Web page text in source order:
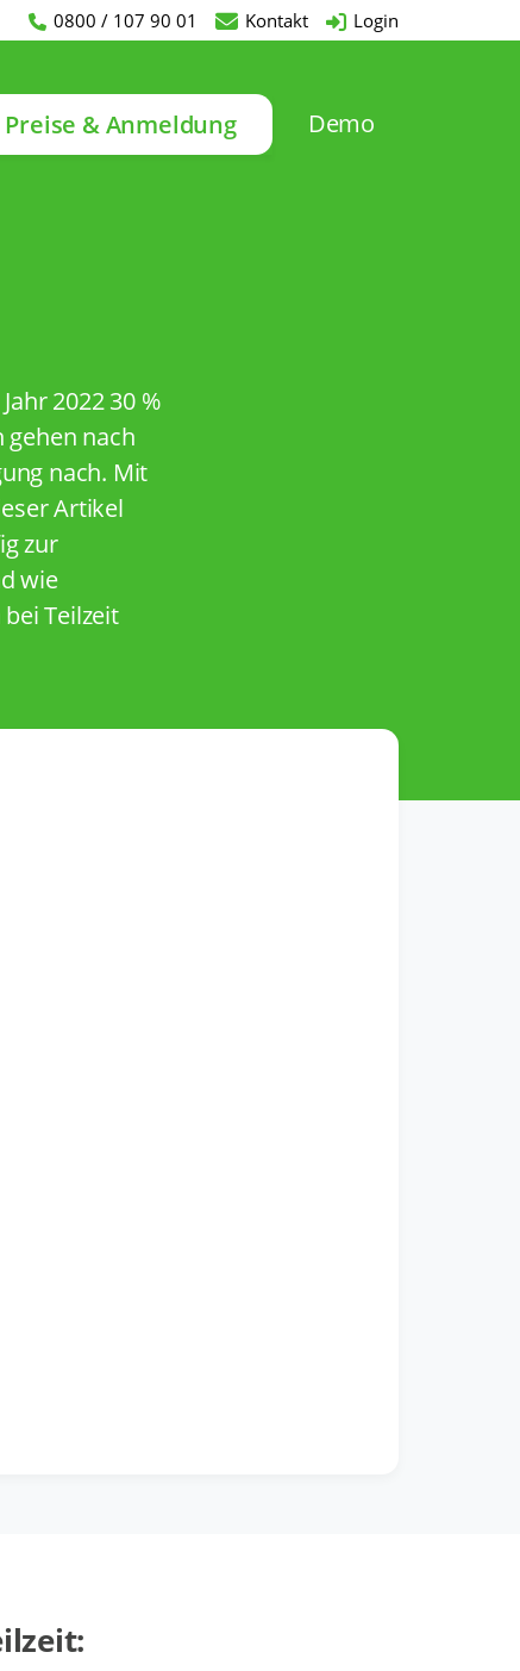
0800 / 107 90 01 Kontakt Login
Preise & Anmeldung Demo
2022 30 %
gehen nach
nach. Mit
Artikel
zur
wie
Teilzeit